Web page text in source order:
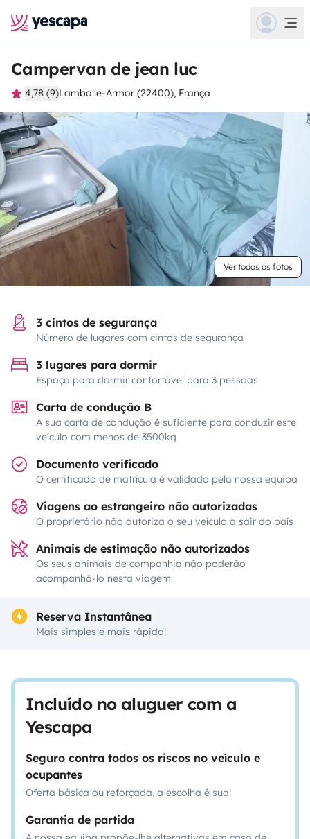
Campervan de jean luc
4,78 (9)Lamballe-Armor (22400), França
Ver todas as fotos
3 cintos de segurança
Número de lugares com cintos de segurança
3 lugares para dormir
Espaço para dormir confortável para 3 pessoas
Carta de condução B
A sua carta de condução é suficiente para conduzir este
veículo com menos de 3500kg
Documento verificado
O certificado de matrícula é validado pela nossa equipa
Viagens ao estrangeiro não autorizadas
O proprietário não autoriza o seu veículo a sair do país
Animais de estimação não autorizados
Os seus animais de companhia não poderão
acompanhá-lo nesta viagem
Reserva Instantânea
Mais simples e mais rápido!
Incluído no aluguer com a
Yescapa
Seguro contra todos os riscos no veículo e
ocupantes
Oferta básica ou reforçada, a escolha é sua!
Garantia de partida